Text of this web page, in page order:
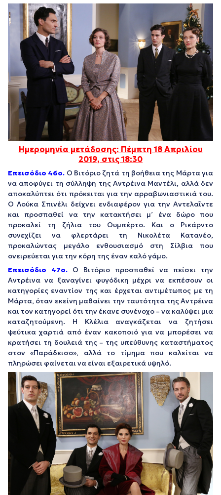
Ημερομηνία μετάδοσης: Πέμπτη 18 Απριλίου
2019, στις 18:30
Επεισόδιο 46o. Ο Βιτόριο ζητά τη βοήθεια της Μάρτα για
να αποφύγει τη σύλληψη της Αντρέινα Μαντέλι, αλλά δεν
αποκαλύπτει ότι πρόκειται για την αρραβωνιαστικιά του.
Ο Λούκα Σπινέλι δείχνει ενδιαφέρον για την Αντελαΐντε
και προσπαθεί να την κατακτήσει μ’ ένα δώρο που
προκαλεί τη ζήλια του Ουμπέρτο. Και ο Ρικάρντο
συνεχίζει να φλερτάρει τη Νικολέτα Κατανέο,
προκαλώντας μεγάλο ενθουσιασμό στη Σίλβια που
ονειρεύεται για την κόρη της έναν καλό γάμο.
Επεισόδιο 47o. Ο Βιτόριο προσπαθεί να πείσει την
Αντρέινα να ξαναγίνει φυγόδικη μέχρι να εκπέσουν οι
κατηγορίες εναντίον της και έρχεται αντιμέτωπος με τη
Μάρτα, όταν εκείνη μαθαίνει την ταυτότητα της Αντρέινα
και τον κατηγορεί ότι την έκανε συνένοχο – να καλύψει μια
καταζητούμενη. Η Κλέλια αναγκάζεται να ζητήσει
ψεύτικα χαρτιά από έναν κακοποιό για να μπορέσει να
κρατήσει τη δουλειά της – της υπεύθυνης καταστήματος
στον «Παράδεισο», αλλά το τίμημα που καλείται να
πληρώσει φαίνεται να είναι εξαιρετικά υψηλό.